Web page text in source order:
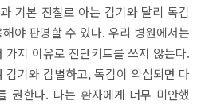
기본 진찰로 아는 감기와 달리 독감
야 판명할 수 있다. 우리 병원에서는
가지 이유로 진단키트를 쓰지 않는다.
감기와 감별하고, 독감이 의심되면 다
권한다. 나는 환자에게 너무 미안했